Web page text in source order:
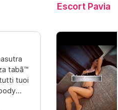
Escort Pavia
tabã™️
tuoi